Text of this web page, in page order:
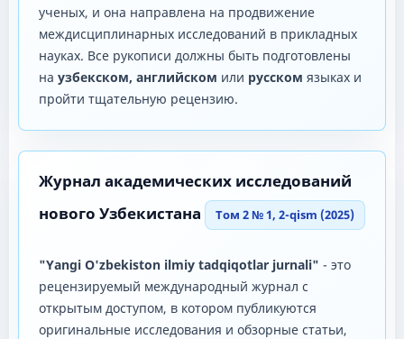
ученых, и она направлена ​​на продвижение
междисциплинарных исследований в прикладных
науках. Все рукописи должны быть подготовлены
на узбекском, английском или русском языках и
пройти тщательную рецензию.
Журнал академических исследований
нового Узбекистана
Том 2 № 1, 2-qism (2025)
"Yangi O'zbekiston ilmiy tadqiqotlar jurnali" - это
рецензируемый международный журнал с
открытым доступом, в котором публикуются
оригинальные исследования и обзорные статьи,